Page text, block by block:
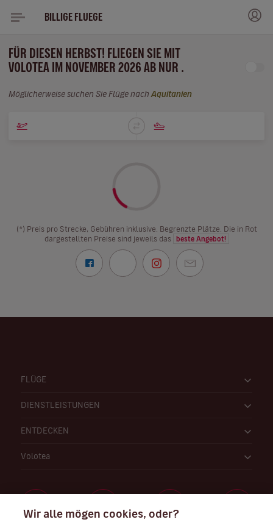
BILLIGE FLUEGE
FÜR DIESEN HERBST! FLIEGEN SIE MIT
VOLOTEA IM NOVEMBER 2026 AB NUR .
Möglicherweise suchen Sie Flüge nach Aquitanien
(*) Preis pro Strecke, Gebühren inklusive. Begrenzte Plätze. Die in Rot
dargestellten Preise sind jeweils das
beste Angebot!
FLÜGE
DIENSTLEISTUNGEN
ENTDECKEN
Volotea
Wir alle mögen cookies, oder?